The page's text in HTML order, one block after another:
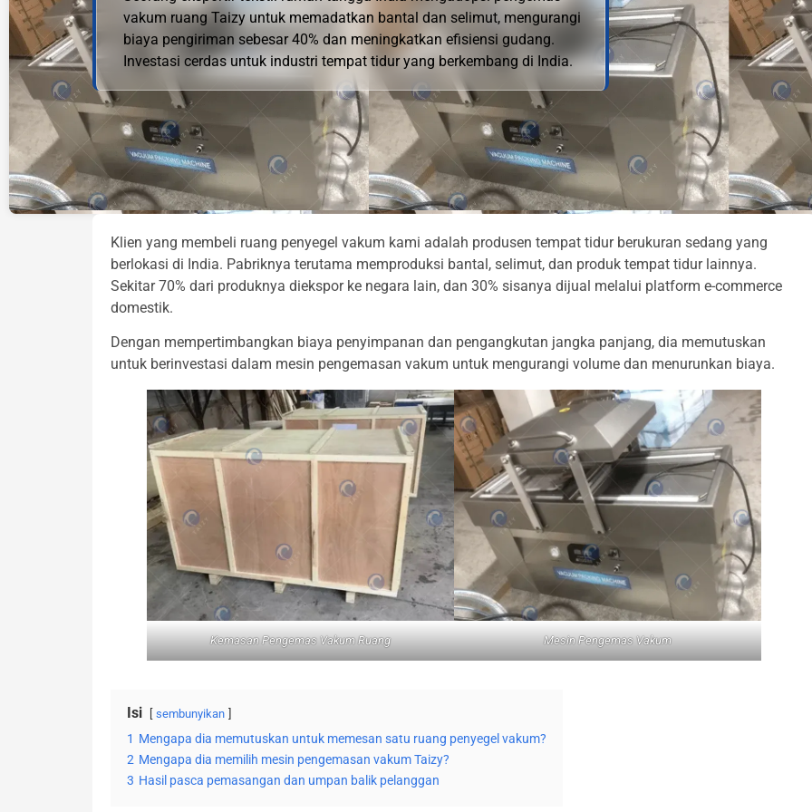
vakum ruang Taizy untuk memadatkan bantal dan selimut, mengurangi
biaya pengiriman sebesar 40% dan meningkatkan efisiensi gudang.
Investasi cerdas untuk industri tempat tidur yang berkembang di India.
Klien yang membeli ruang penyegel vakum kami adalah produsen tempat tidur berukuran sedang yang
berlokasi di India. Pabriknya terutama memproduksi bantal, selimut, dan produk tempat tidur lainnya.
Sekitar 70% dari produknya diekspor ke negara lain, dan 30% sisanya dijual melalui platform e-commerce
domestik.
Dengan mempertimbangkan biaya penyimpanan dan pengangkutan jangka panjang, dia memutuskan
untuk berinvestasi dalam mesin pengemasan vakum untuk mengurangi volume dan menurunkan biaya.
Kemasan Pengemas Vakum Ruang Mesin Pengemas Vakum
Isi sembunyikan
1 Mengapa dia memutuskan untuk memesan satu ruang penyegel vakum?
2 Mengapa dia memilih mesin pengemasan vakum Taizy?
3 Hasil pasca pemasangan dan umpan balik pelanggan